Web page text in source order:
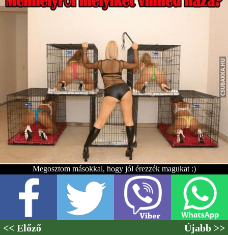
Megosztom másokkal, hogy jól érezzék magukat :)
<< Előző Újabb >>